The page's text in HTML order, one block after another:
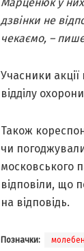
дзвінки не
чекаємо, –
Учасники
відділу
Також
чи
московського
відповіли, що
на відповідь.
Позначки: